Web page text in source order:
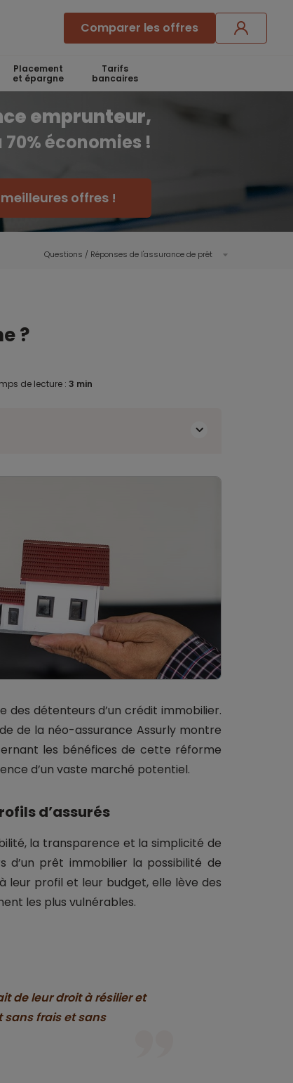
Comparer les offres
Placement
et épargne
Tarifs
bancaires
emprunteur,
économies !
offres !
Questions / Réponses de l'assurance de prêt
?
de lecture : 3 min
des détenteurs d’un crédit immobilier.
de la néo-assurance Assurly montre
les bénéfices de cette réforme
d’un vaste marché potentiel.
d’assurés
la transparence et la simplicité de
d’un prêt immobilier la possibilité de
leur profil et leur budget, elle lève des
les plus vulnérables.
de leur droit à résilier et
frais et sans